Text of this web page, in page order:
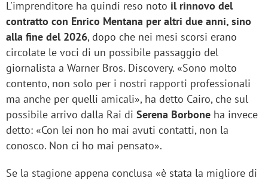
L'imprenditore ha quindi reso noto il rinnovo del
contratto con Enrico Mentana per altri due anni, sino
alla fine del 2026, dopo che nei mesi scorsi erano
circolate le voci di un possibile passaggio del
giornalista a Warner Bros. Discovery. «Sono molto
contento, non solo per i nostri rapporti professionali
ma anche per quelli amicali», ha detto Cairo, che sul
possibile arrivo dalla Rai di Serena Borbone ha invece
detto: «Con lei non ho mai avuti contatti, non la
conosco. Non ci ho mai pensato».
Se la stagione appena conclusa «è stata la migliore di